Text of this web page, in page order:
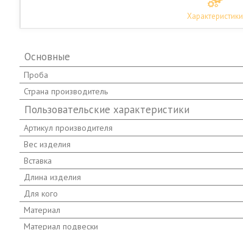
Характеристики
Основные
Проба
Страна производитель
Пользовательские характеристики
Артикул производителя
Вес изделия
Вставка
Длина изделия
Для кого
Материал
Материал подвески